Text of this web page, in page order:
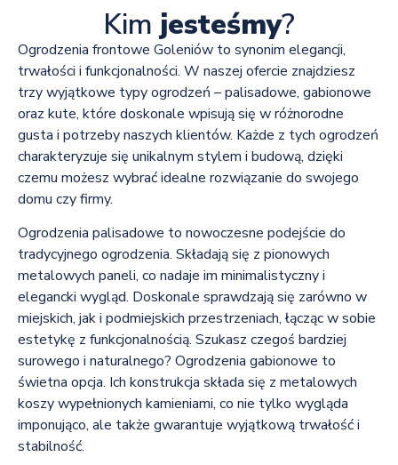
Kim jesteśmy?
Ogrodzenia frontowe Goleniów to synonim elegancji,
trwałości i funkcjonalności. W naszej ofercie znajdziesz
trzy wyjątkowe typy ogrodzeń – palisadowe, gabionowe
oraz kute, które doskonale wpisują się w różnorodne
gusta i potrzeby naszych klientów. Każde z tych ogrodzeń
charakteryzuje się unikalnym stylem i budową, dzięki
czemu możesz wybrać idealne rozwiązanie do swojego
domu czy firmy.
Ogrodzenia palisadowe to nowoczesne podejście do
tradycyjnego ogrodzenia. Składają się z pionowych
metalowych paneli, co nadaje im minimalistyczny i
elegancki wygląd. Doskonale sprawdzają się zarówno w
miejskich, jak i podmiejskich przestrzeniach, łącząc w sobie
estetykę z funkcjonalnością. Szukasz czegoś bardziej
surowego i naturalnego? Ogrodzenia gabionowe to
świetna opcja. Ich konstrukcja składa się z metalowych
koszy wypełnionych kamieniami, co nie tylko wygląda
imponująco, ale także gwarantuje wyjątkową trwałość i
stabilność.